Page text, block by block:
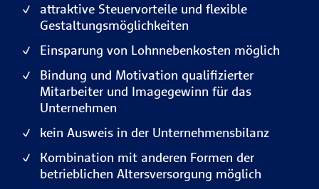
attraktive Steuervorteile und flexible
Gestaltungsmöglichkeiten
Einsparung von Lohnnebenkosten möglich
Bindung und Motivation qualifizierter
Mitarbeiter und Imagegewinn für das
Unternehmen
kein Ausweis in der Unternehmensbilanz
Kombination mit anderen Formen der
betrieblichen Altersversorgung möglich